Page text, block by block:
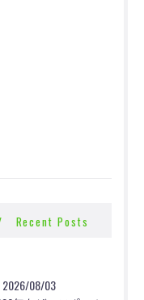
Recent Posts
2026/08/03